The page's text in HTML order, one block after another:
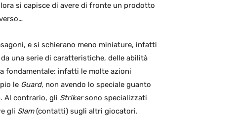
si capisce di avere di fronte un prodotto
e si schierano meno miniature, infatti
una serie di caratteristiche, delle abilità
fondamentale: infatti le molte azioni
le Guard, non avendo lo speciale guanto
Al contrario, gli Strikersono specializzati
gli Slam(contatti) sugli altri giocatori.